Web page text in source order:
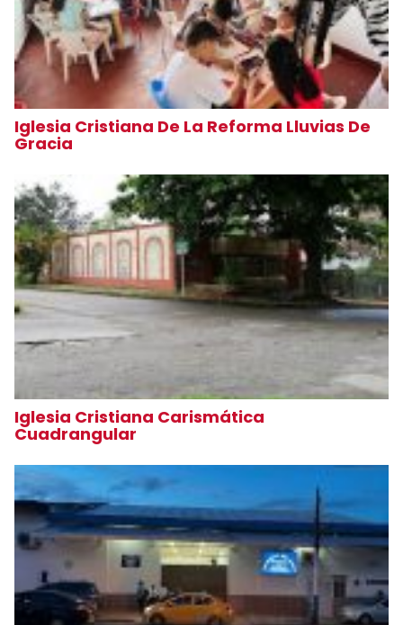
Iglesia Cristiana De La Reforma Lluvias De
Gracia
Iglesia Cristiana Carismática
Cuadrangular